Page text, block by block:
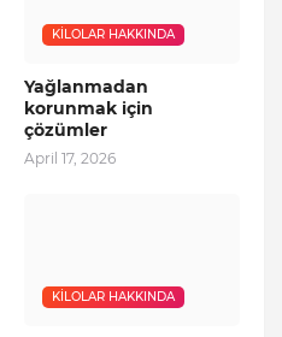
KILOLAR HAKKINDA
Yağlanmadan
korunmak için
çözümler
April 17, 2026
KILOLAR HAKKINDA